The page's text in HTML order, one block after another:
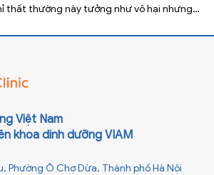
thất thường này tưởng như vô hại nhưng
Việt Nam
khoa dinh dưỡng VIAM
Phường Ô Chợ Dừa, Thành phố Hà Nội